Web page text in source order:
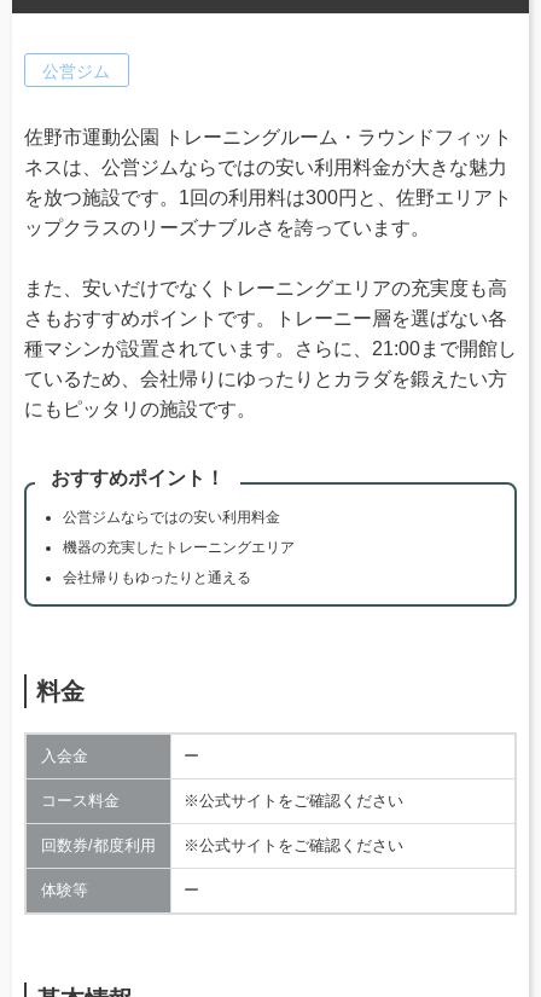
公営ジム
佐野市運動公園 トレーニングルーム・ラウンドフィット
ネスは、公営ジムならではの安い利用料金が大きな魅力
を放つ施設です。1回の利用料は300円と、佐野エリアト
ップクラスのリーズナブルさを誇っています。
また、安いだけでなくトレーニングエリアの充実度も高
さもおすすめポイントです。トレーニー層を選ばない各
種マシンが設置されています。さらに、21:00まで開館し
ているため、会社帰りにゆったりとカラダを鍛えたい方
にもピッタリの施設です。
おすすめポイント！
公営ジムならではの安い利用料金
機器の充実したトレーニングエリア
会社帰りもゆったりと通える
料金
入会金 ー
コース料金 ※公式サイトをご確認ください
回数券/都度利用 ※公式サイトをご確認ください
体験等 ー